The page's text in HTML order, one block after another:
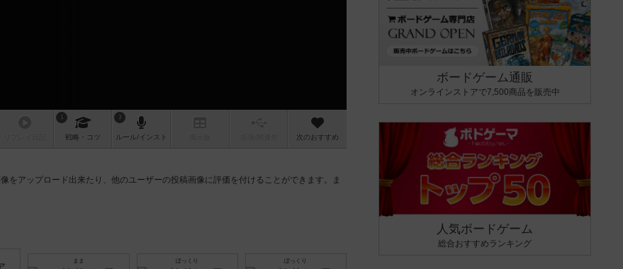
1
戦略 ・コツ
3
ルール/インスト 次のおすすめ
をアップロード出来たり、他のユーザーの投稿画像に評価を付けることができます。ま
まま ぽっくり ぽっくり
ボードゲーム通販
オンラインストアで7,500商品を販売中
人気ボードゲーム
総合おすすめランキング